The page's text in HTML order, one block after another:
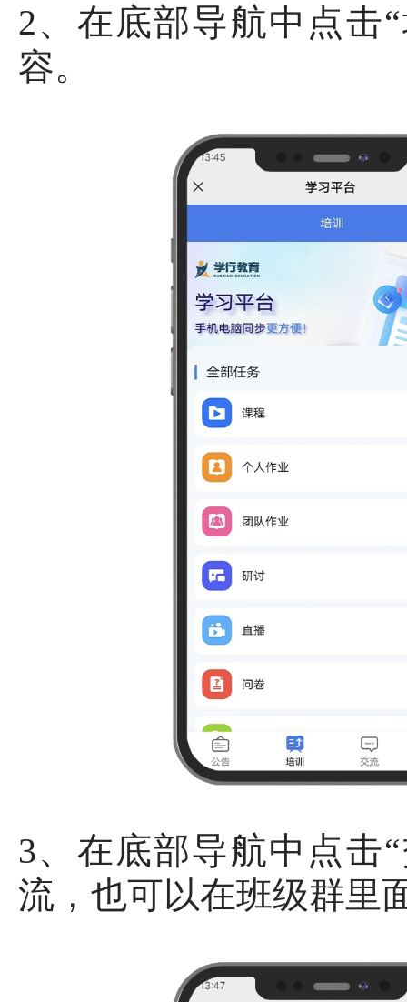
2、在底部导航中点击
容。
3、在底部导航中点击
流，也可以在班级群里